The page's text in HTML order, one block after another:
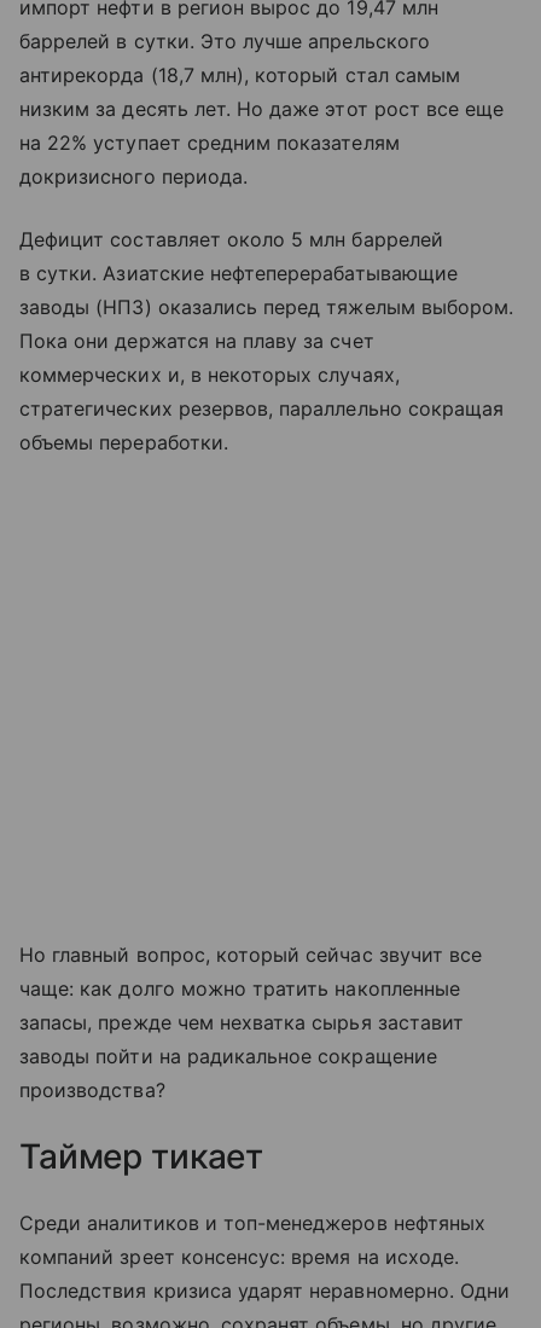
импорт нефти в регион вырос до 19,47 млн
баррелей в сутки. Это лучше апрельского
антирекорда (18,7 млн), который стал самым
низким за десять лет. Но даже этот рост все еще
на 22% уступает средним показателям
докризисного периода.
Дефицит составляет около 5 млн баррелей
в сутки. Азиатские нефтеперерабатывающие
заводы (НПЗ) оказались перед тяжелым выбором.
Пока они держатся на плаву за счет
коммерческих и, в некоторых случаях,
стратегических резервов, параллельно сокращая
объемы переработки.
Но главный вопрос, который сейчас звучит все
чаще: как долго можно тратить накопленные
запасы, прежде чем нехватка сырья заставит
заводы пойти на радикальное сокращение
производства?
Таймер тикает
Среди аналитиков и топ-менеджеров нефтяных
компаний зреет консенсус: время на исходе.
Последствия кризиса ударят неравномерно. Одни